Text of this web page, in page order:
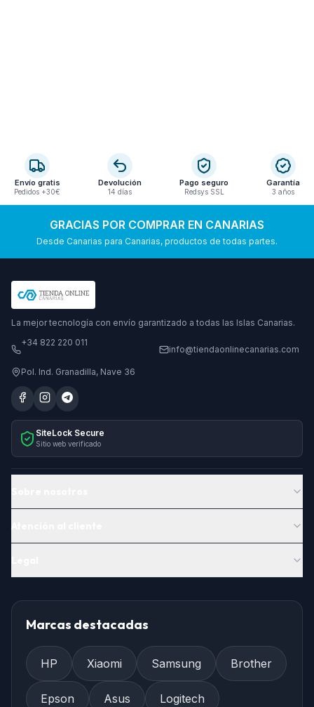
Envío gratis
Pedidos +30€
Devolución
14 días
Pago seguro
Redsys SSL
Garantía
3 años
GRACIAS POR COMPRAR EN CANARIAS
Desde Canarias para Canarias, productos de todas partes.
La mejor tecnología con envío garantizado a todas las Islas Canarias.
+34 822 220 011
info@tiendaonlinecanarias.com
Pol. Ind. Granadilla, Nave 36
SiteLock Secure
Sitio web verificado
Marcas destacadas
HP Xiaomi Samsung Brother
Epson Asus Logitech